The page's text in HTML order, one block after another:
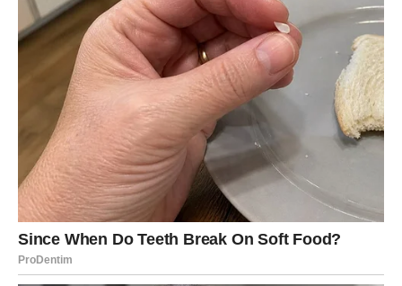
Zvijezde vam donose neočekivanu vijest koja vas može
potpuno šokirati.
Moguće je da ćete konačno saznati istinu koju ste dugo
naslućivali.
Karma otkriva sve što je bilo skriveno
Pred vama su veoma snažni trenuci.
RAK